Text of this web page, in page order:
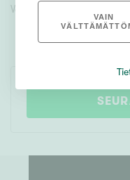
Velaton lähtöhinta
VAIN